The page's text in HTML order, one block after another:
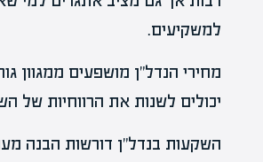
למשקיעים.
מחירי הנדל"ן מושפעים ממגוון
יכולים לשנות את הרווחיות של
השקעות בנדל"ן דורשות הבנה